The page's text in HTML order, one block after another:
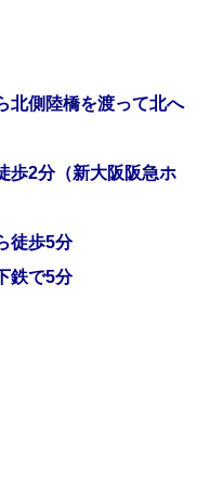
北側陸橋を渡って北へ
歩2分（新大阪阪急ホ
徒歩5分
鉄で5分